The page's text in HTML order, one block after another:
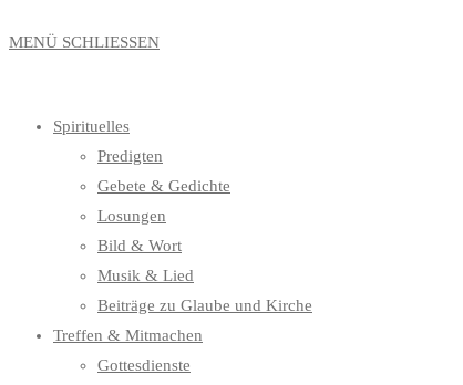
MENÜ SCHLIESSEN
Spirituelles
Predigten
Gebete & Gedichte
Losungen
Bild & Wort
Musik & Lied
Beiträge zu Glaube und Kirche
Treffen & Mitmachen
Gottesdienste